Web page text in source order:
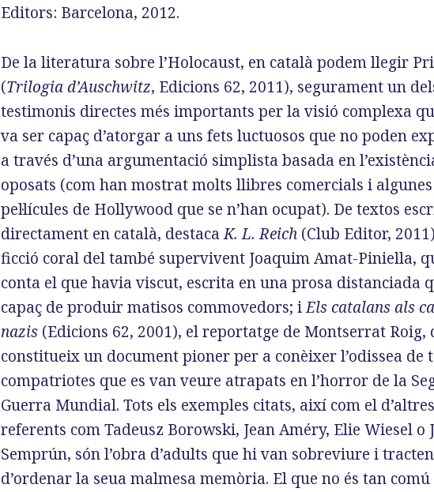
Editors: Barcelona, 2012.
De la literatura sobre l’Holocaust, en català podem llegir
(Trilogia d’Auschwitz, Edicions 62, 2011), segurament un
testimonis directes més importants per la visió complexa
va ser capaç d’atorgar a uns fets luctuosos que no poden
a través d’una argumentació simplista basada en
oposats (com han mostrat molts llibres comercials i algunes
pel·lícules de Hollywood que se n’han ocupat). De textos
directament en català, destacaK. L. Reich (Club Editor,
ficció coral del també supervivent Joaquim Amat-Piniella,
conta el que havia viscut, escrita en una prosa distanciada
capaç de produir matisos commovedors; iEls catalans als
nazis (Edicions 62, 2001), el reportatge de Montserrat Roig,
constitueix un document pioner per a conèixer l’odissea de
compatriotes que es van veure atrapats en l’horror de la
Guerra Mundial. Tots els exemples citats, així com el d’altres
referents com Tadeusz Borowski, Jean Améry, Elie Wiesel o
Semprún, són l’obra d’adults que hi van sobreviure i tracten
d’ordenar la seua malmesa memòria. El que no és tan comú